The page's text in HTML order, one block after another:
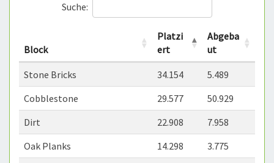
Suche:
Block
Platzi
ert
Abgeba
ut
Stone Bricks 34.154
5.489
Cobblestone
29.577
50.929
Dirt
22.908
7.958
Oak Planks
14.298
3.775